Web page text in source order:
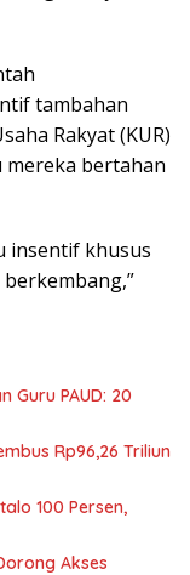
tambahan
Rakyat (KUR)
bertahan
insentif khusus
Guru PAUD: 20
Rp96,26 Triliun
100 Persen,
Akses